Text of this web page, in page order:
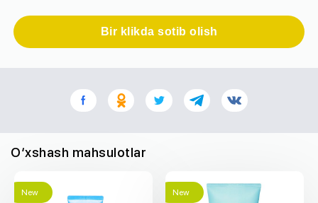
Bir klikda sotib olish
O‘xshash mahsulotlar
New New